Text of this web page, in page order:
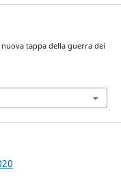
nuova tappa della guerra dei